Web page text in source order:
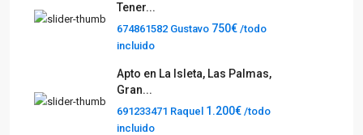
Tener...
674861582 Gustavo 750€ /todo
incluido
Apto en La Isleta, Las Palmas,
Gran...
691233471 Raquel 1.200€ /todo
incluido